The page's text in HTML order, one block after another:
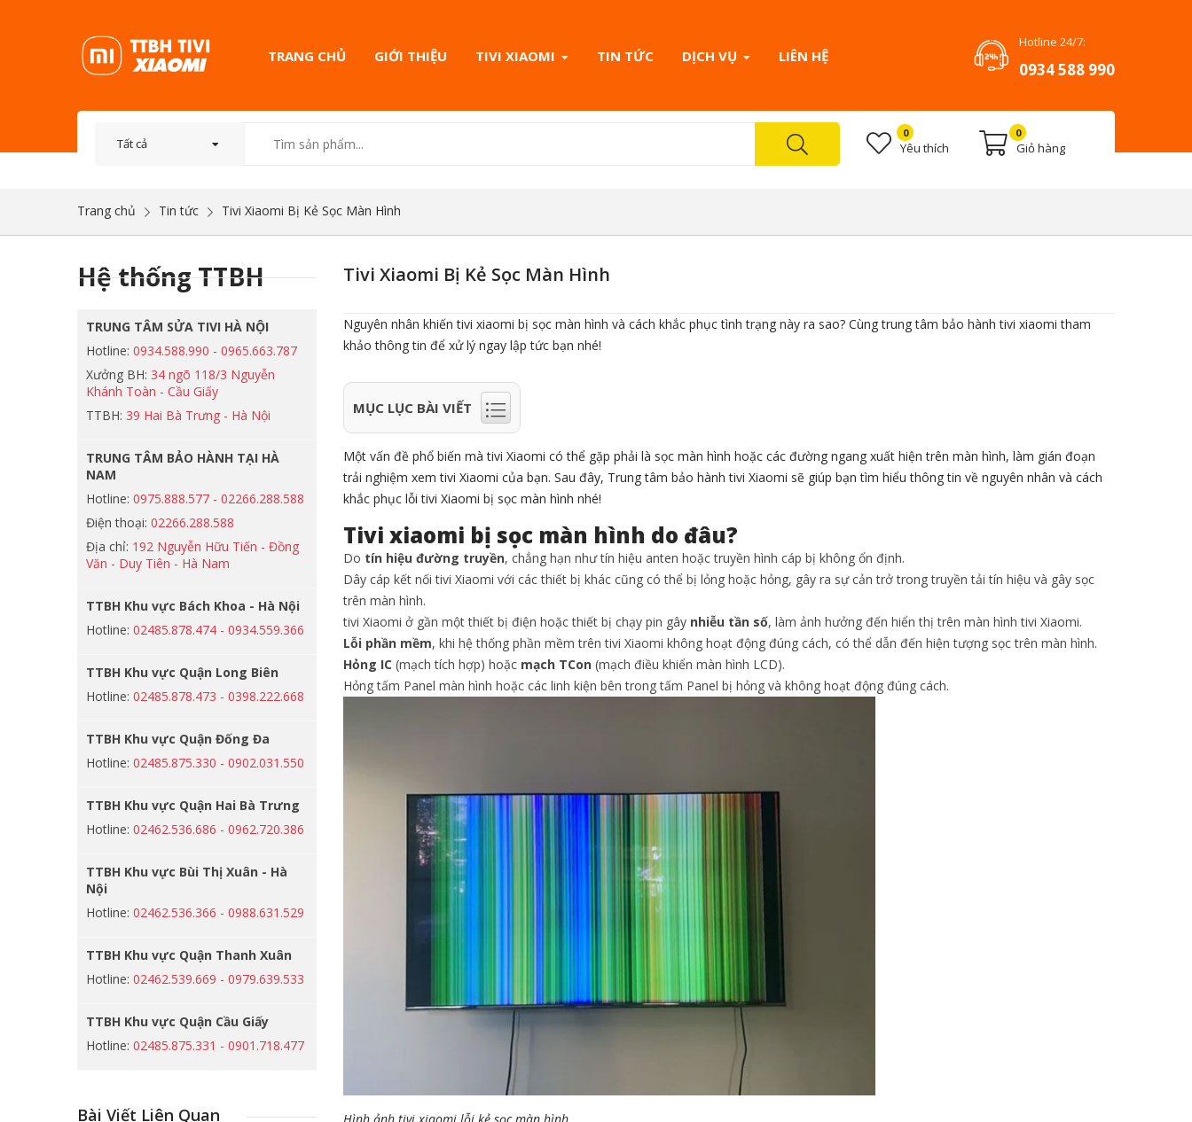
TRANG CHỦ GIỚI THIỆU TIVI XIAOMI TIN TỨC DỊCH VỤ LIÊN HỆ
Hotline 24/7:
0934 588 990
0
Yêu thích
0
Giỏ hàng
Trang chủ Tin tức Tivi Xiaomi Bị Kẻ Sọc Màn Hình
Tivi Xiaomi Bị Kẻ Sọc Màn Hình
Nguyên nhân khiến tivi xiaomi bị sọc màn hình và cách khắc phục tình trạng này ra sao? Cùng trung tâm bảo hành tivi xiaomi tham
khảo thông tin để xử lý ngay lập tức bạn nhé!
MỤC LỤC BÀI VIẾT
Một vấn đề phổ biến mà tivi Xiaomi có thể gặp phải là sọc màn hình hoặc các đường ngang xuất hiện trên màn hình, làm gián đoạn
trải nghiệm xem tivi Xiaomi của bạn. Sau đây, Trung tâm bảo hành tivi Xiaomi sẽ giúp bạn tìm hiểu thông tin về nguyên nhân và cách
khắc phục lỗi tivi Xiaomi bị sọc màn hình nhé!
Tivi xiaomi bị sọc màn hình do đâu?
Do tín hiệu đường truyền, chẳng hạn như tín hiệu anten hoặc truyền hình cáp bị không ổn định.
Dây cáp kết nối tivi Xiaomi với các thiết bị khác cũng có thể bị lỏng hoặc hỏng, gây ra sự cản trở trong truyền tải tín hiệu và gây sọc
trên màn hình.
tivi Xiaomi ở gần một thiết bị điện hoặc thiết bị chạy pin gây nhiễu tần số, làm ảnh hưởng đến hiển thị trên màn hình tivi Xiaomi.
Lỗi phần mềm, khi hệ thống phần mềm trên tivi Xiaomi không hoạt động đúng cách, có thể dẫn đến hiện tượng sọc trên màn hình.
Hỏng IC (mạch tích hợp) hoặc mạch TCon (mạch điều khiển màn hình LCD).
Hỏng tấm Panel màn hình hoặc các linh kiện bên trong tấm Panel bị hỏng và không hoạt động đúng cách.
Hệ thống TTBH
TRUNG TÂM SỬA TIVI HÀ NỘI
Hotline: 0934.588.990 - 0965.663.787
Xưởng BH: 34 ngõ 118/3 Nguyễn
Khánh Toàn - Cầu Giấy
TTBH: 39 Hai Bà Trưng - Hà Nội
TRUNG TÂM BẢO HÀNH TẠI HÀ
NAM
Hotline: 0975.888.577 - 02266.288.588
Điện thoại: 02266.288.588
Địa chỉ: 192 Nguyễn Hữu Tiến - Đồng
Văn - Duy Tiên - Hà Nam
TTBH Khu vực Bách Khoa - Hà Nội
Hotline: 02485.878.474 - 0934.559.366
TTBH Khu vực Quận Long Biên
Hotline: 02485.878.473 - 0398.222.668
TTBH Khu vực Quận Đống Đa
Hotline: 02485.875.330 - 0902.031.550
TTBH Khu vực Quận Hai Bà Trưng
Hotline: 02462.536.686 - 0962.720.386
TTBH Khu vực Bùi Thị Xuân - Hà
Nội
Hotline: 02462.536.366 - 0988.631.529
TTBH Khu vực Quận Thanh Xuân
Hotline: 02462.539.669 - 0979.639.533
TTBH Khu vực Quận Cầu Giấy
Hotline: 02485.875.331 - 0901.718.477
Bài Viết Liên Quan